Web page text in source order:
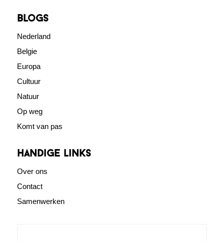
blogs
Nederland
Belgie
Europa
Cultuur
Natuur
Op weg
Komt van pas
Handige links
Over ons
Contact
Samenwerken